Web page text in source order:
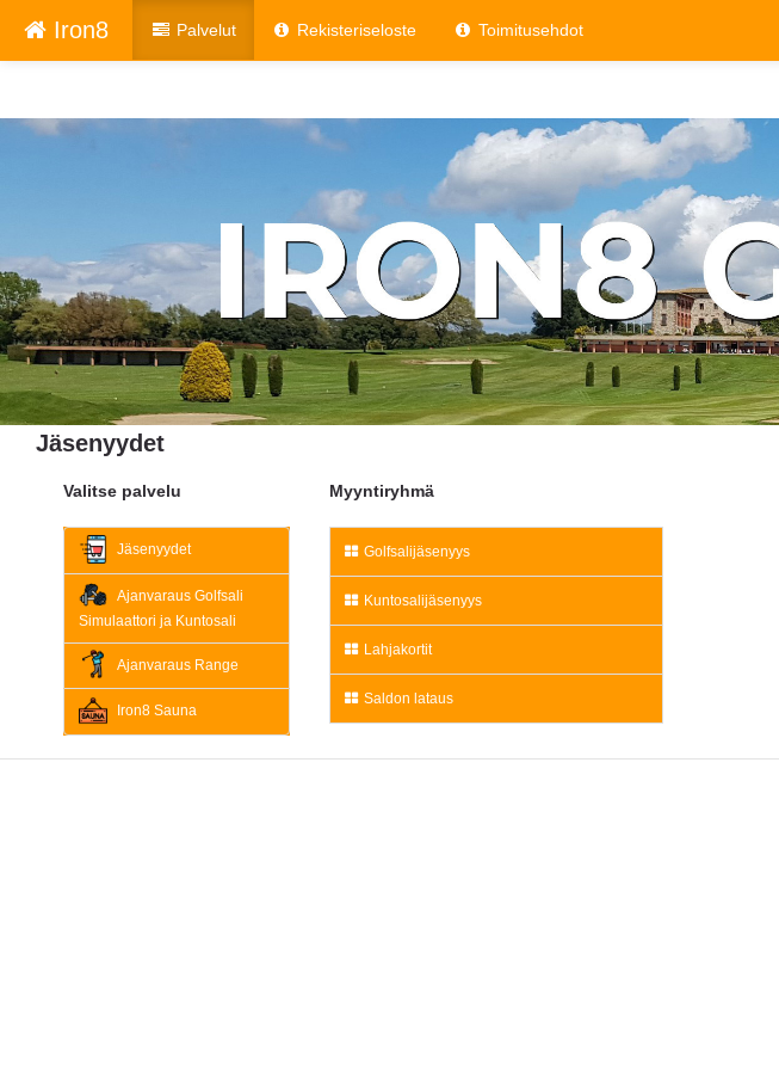
Iron8 Palvelut Rekisteriseloste Toimitusehdot
Jäsenyydet
Valitse palvelu
Jäsenyydet
Ajanvaraus Golfsali
Simulaattori ja Kuntosali
Ajanvaraus Range
Iron8 Sauna
Myyntiryhmä
Golfsalijäsenyys
Kuntosalijäsenyys
Lahjakortit
Saldon lataus